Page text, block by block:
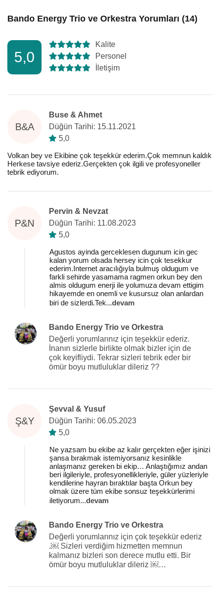
Bando Energy Trio ve Orkestra Yorumları (14)
5,0
Kalite
Personel
İletişim
B&A
Buse & Ahmet
Düğün Tarihi: 15.11.2021
5,0
Volkan bey ve Ekibine çok teşekkür ederim.Çok memnun kaldık
Herkese tavsiye ederiz.Gerçekten çok ilgili ve profesyoneller
tebrik ediyorum.
P&N
Pervin & Nevzat
Düğün Tarihi: 11.08.2023
5,0
Agustos ayinda gerceklesen dugunum icin gec
kalan yorum olsada hersey icin çok tesekkur
ederim.Internet aracılığıyla bulmuş oldugum ve
farkli sehirde yasamama ragmen orkun bey den
almis oldugum enerji ile yolumuza devam ettigim
hikayemde en onemli ve kusursuz olan anlardan
biri de sizlerdi.Tek...devam
Bando Energy Trio ve Orkestra
Değerli yorumlarınız için teşekkür ederiz.
İnanın sizlerle birlikte olmak bizler için de
çok keyifliydi. Tekrar sizleri tebrik eder bir
ömür boyu mutluluklar dileriz ??
Ş&Y
Şevval & Yusuf
Düğün Tarihi: 06.05.2023
5,0
Ne yazsam bu ekibe az kalır gerçekten eğer işinizi
şansa bırakmak istemiyorsanız kesinlikle
anlaşmanız gereken bi ekip… Anlaştığımız andan
beri ilgileriyle, profesyonellikleriyle, güler yüzleriyle
kendilerine hayran bıraktılar başta Orkun bey
olmak üzere tüm ekibe sonsuz teşekkürlerimi
iletiyorum...devam
Bando Energy Trio ve Orkestra
Değerli yorumlarınız için çok teşekkür ederiz
.￼ Sizleri verdiğim hizmetten memnun
kalmanız bizleri son derece mutlu etti. Bir
ömür boyu mutluluklar dileriz ￼…